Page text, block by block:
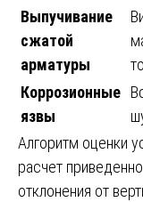
Выпучивание
сжатой
арматуры
Коррозионные
язвы
Алгоритм оценки
расчет
отклонения от